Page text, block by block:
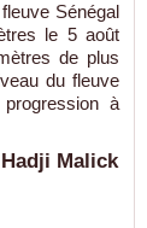
Sénégal
le 5 août
de plus
du fleuve
à
Malick